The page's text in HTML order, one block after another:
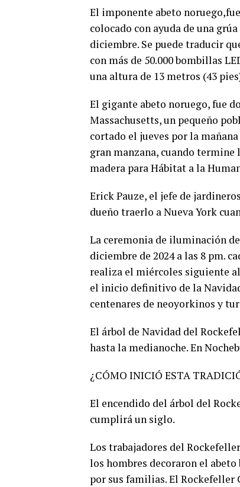
El imponente abeto
colocado con ayuda de una
diciembre. Se puede traducir
con más de 50.000 bombillas
una altura de 13 metros (43
El gigante abeto noruego, fue
Massachusetts, un pequeño
cortado el jueves por la
gran manzana, cuando
madera para Hábitat a la
Erick Pauze, el jefe de
dueño traerlo a Nueva York
La ceremonia de iluminación
diciembre de 2024 a las 8 pm.
realiza el miércoles siguiente
el inicio definitivo de la
centenares de neoyorkinos y
El árbol de Navidad del
hasta la medianoche. En
¿CÓMO INICIÓ ESTA
El encendido del árbol del
cumplirá un siglo.
Los trabajadores del
los hombres decoraron el
por sus familias. El Rockefeller